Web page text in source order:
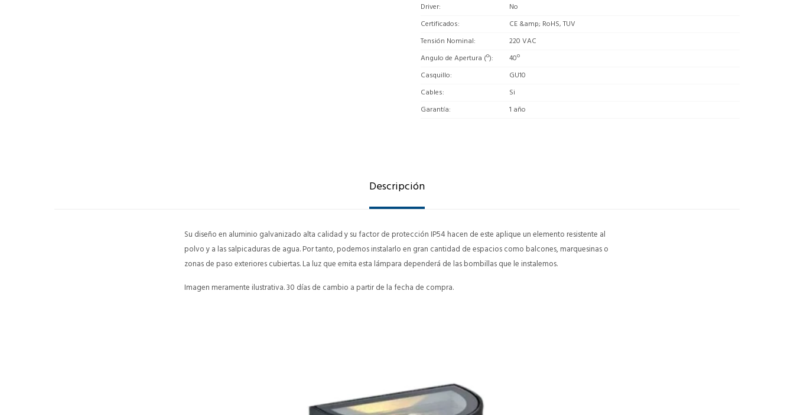
Driver
No
Certificados
CE &amp; RoHS, TUV
Tensión Nominal
220 VAC
Angulo de Apertura (º)
40º
Casquillo
GU10
Cables
Si
Garantía
1 año
Descripción
Su diseño en aluminio galvanizado alta calidad y su factor de protección IP54 hacen de este aplique un elemento resistente al
polvo y a las salpicaduras de agua. Por tanto, podemos instalarlo en gran cantidad de espacios como balcones, marquesinas o
zonas de paso exteriores cubiertas. La luz que emita esta lámpara dependerá de las bombillas que le instalemos.
Imagen meramente ilustrativa. 30 días de cambio a partir de la fecha de compra.